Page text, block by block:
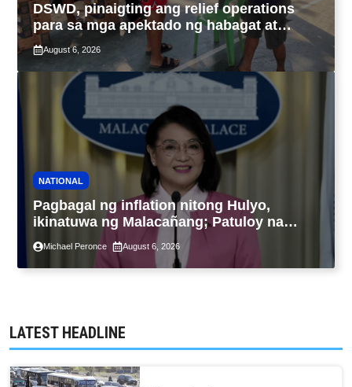
DSWD, pinaigting ang relief operations
para sa mga apektado ng habagat at
Bagyong Luis, Maymay
August 6, 2026
NATIONAL
Pagbagal ng inflation nitong Hulyo,
ikinatuwa ng Malacañang; Patuloy na
nakatutok sa banta sa seguridad sa
pagkain, enerhiya
Michael Peronce August 6, 2026
LATEST HEADLINE